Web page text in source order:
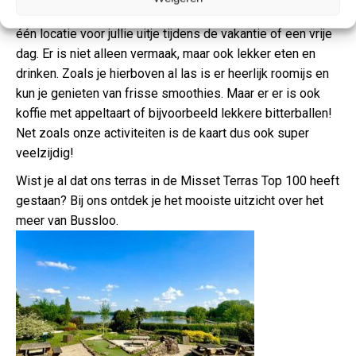
één locatie voor jullie uitje tijdens de vakantie of een vrije
dag. Er is niet alleen vermaak, maar ook lekker eten en
drinken. Zoals je hierboven al las is er heerlijk roomijs en
kun je genieten van frisse smoothies. Maar er er is ook
koffie met appeltaart of bijvoorbeeld lekkere bitterballen!
Net zoals onze activiteiten is de kaart dus ook super
veelzijdig!
Wist je al dat ons terras in de Misset Terras Top 100 heeft
gestaan? Bij ons ontdek je het mooiste uitzicht over het
meer van Bussloo.